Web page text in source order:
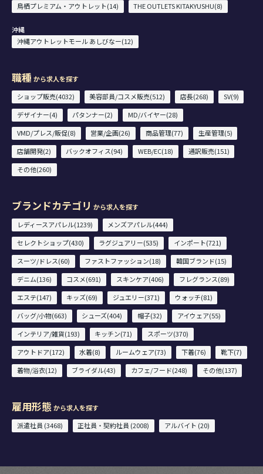
鳥栖プレミアム・アウトレット(14)
THE OUTLETS KITAKYUSHU(8)
沖縄
沖縄アウトレットモール あしびなー(12)
職種 から求人を探す
ショップ販売(4032)
美容部員/コスメ販売(512) 店長(268)
SV(9)
デザイナー(4)
パタンナー(2)
MD/バイヤー(28)
VMD/プレス/販促(8)
営業/企画(26) 商品管理(77)
生産管理(5)
店舗開発(2)
バックオフィス(94) WEB/EC(18)
通訳販売(151)
その他(260)
ブランドカテゴリ から求人を探す
レディースアパレル(1239)
メンズアパレル(444)
セレクトショップ(430)
ラグジュアリー(535)
インポート(721)
スーツ/ドレス(60)
ファストファッション(18)
韓国ブランド(15)
デニム(136)
コスメ(691) スキンケア(406)
フレグランス(89)
エステ(147)
キッズ(69) ジュエリー(371)
ウォッチ(81)
バッグ/小物(663)
シューズ(404) 帽子(32)
アイウェア(55)
インテリア/雑貨(193)
キッチン(71)
スポーツ(370)
アウトドア(172)
水着(8) ルームウェア(73) 下着(76)
靴下(7)
着物/浴衣(12)
ブライダル(43) カフェ/フード(248) その他(137)
雇用形態 から求人を探す
派遣社員 (3468)
正社員・契約社員 (2008) アルバイト (20)